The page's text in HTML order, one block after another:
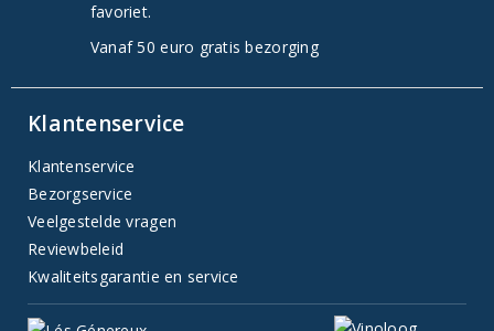
favoriet.
Vanaf 50 euro gratis bezorging
Klantenservice
Klantenservice
Bezorgservice
Veelgestelde vragen
Reviewbeleid
Kwaliteitsgarantie en service